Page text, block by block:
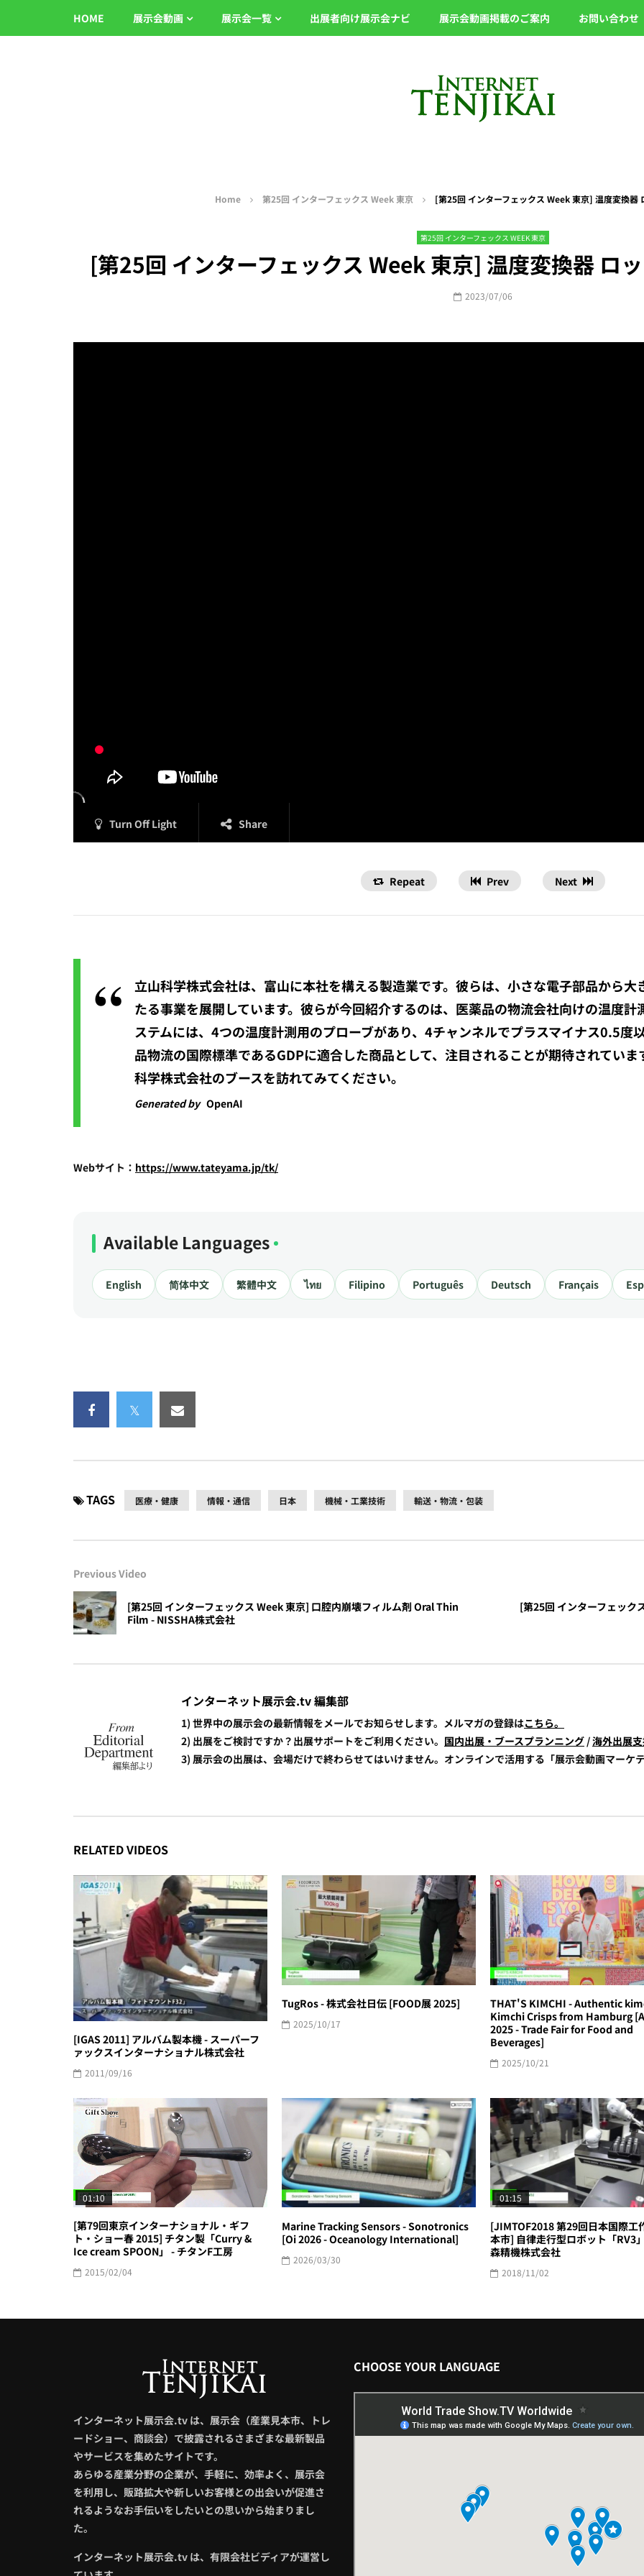
HOME 展示会動画 展示会一覧 出展者向け展示会ナビ 展示会動画掲載のご案内 お問い合わせ
Home 第25回 インターフェックス Week 東京 [第25回 インターフェックス Week 東京] 温度変換器
第25回 インターフェックス WEEK 東京
[第25回 インターフェックス Week 東京] 温度変換器 ロ
2023/07/06
Turn Off Light Share
Repeat Prev Next
立山科学株式会社は、富山に本社を構える製造業です。彼らは、小さな電子部品から
たる事業を展開しています。彼らが今回紹介するのは、医薬品の物流会社向けの温度
ステムには、4つの温度計測用のプローブがあり、4チャンネルでプラスマイナス0.5度
品物流の国際標準であるGDPに適合した商品として、注目されることが期待されてい
科学株式会社のブースを訪れてみてください。
Generated by OpenAI
Webサイト： https://www.tateyama.jp/tk/
Available Languages
English 简体中文 繁體中文 ไทย Filipino Português Deutsch Français
TAGS 医療・健康 情報・通信 日本 機械・工業技術 輸送・物流・包装
Previous Video
[第25回 インターフェックス Week 東京] 口腔内崩壊フィルム剤 Oral Thin
Film - NISSHA株式会社
[第25回 インターフェック
インターネット展示会.tv 編集部
1) 世界中の展示会の最新情報をメールでお知らせします。メルマガの登録はこちら。
2) 出展をご検討ですか？出展サポートをご利用ください。 国内出展・ブースプランニング /海外出展
3) 展示会の出展は、会場だけで終わらせてはいけません。オンラインで活用する「展示会動画マーケ
RELATED VIDEOS
[IGAS 2011] アルバム製本機 - スーパーフ
ァックスインターナショナル株式会社
2011/09/16
TugRos - 株式会社日伝 [FOOD展 2025]
2025/10/17
THAT'S KIMCHI - Authentic
Kimchi Crisps from Hamburg
2025 - Trade Fair for Food and
Beverages]
2025/10/21
01:10
[第79回東京インターナショナル・ギフ
ト・ショー春 2015] チタン製「Curry &
Ice cream SPOON」 - チタンF工房
2015/02/04
Marine Tracking Sensors - Sonotronics
[Oi 2026 - Oceanology International]
2026/03/30
01:15
[JIMTOF2018 第29回日本国際工
本市] 自律走行型ロボット「RV3
森精機株式会社
2018/11/02
インターネット展示会.tv は、展示会（産業見本市、トレ
ードショー、商談会）で披露されるさまざまな最新製品
やサービスを集めたサイトです。
あらゆる産業分野の企業が、手軽に、効率よく、展示会
を利用し、販路拡大や新しいお客様との出会いが促進さ
れるようなお手伝いをしたいとの思いから始まりまし
た。
インターネット展示会.tv は、有限会社ビディアが運営し
CHOOSE YOUR LANGUAGE